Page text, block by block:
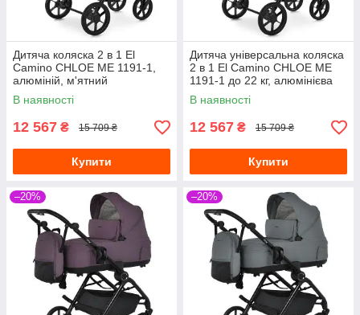
Дитяча коляска 2 в 1 El
Camino CHLOE ME 1191-1,
алюміній, м'ятний
В наявності
12 567 ₴ 15 709 ₴
Купити
Дитяча універсальна коляска
2 в 1 El Camino CHLOE ME
1191-1 до 22 кг, алюмінієва
рама, PU-коліща, аксесуари,
чорний
В наявності
12 567 ₴ 15 709 ₴
Купити
–20% –20%